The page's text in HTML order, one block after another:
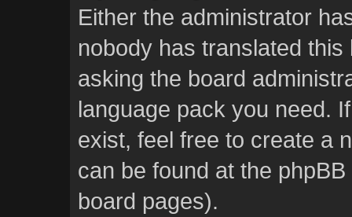
Either the administrator
nobody has translated
asking the board
language pack you need.
exist, feel free to create a
can be found at the
board pages).